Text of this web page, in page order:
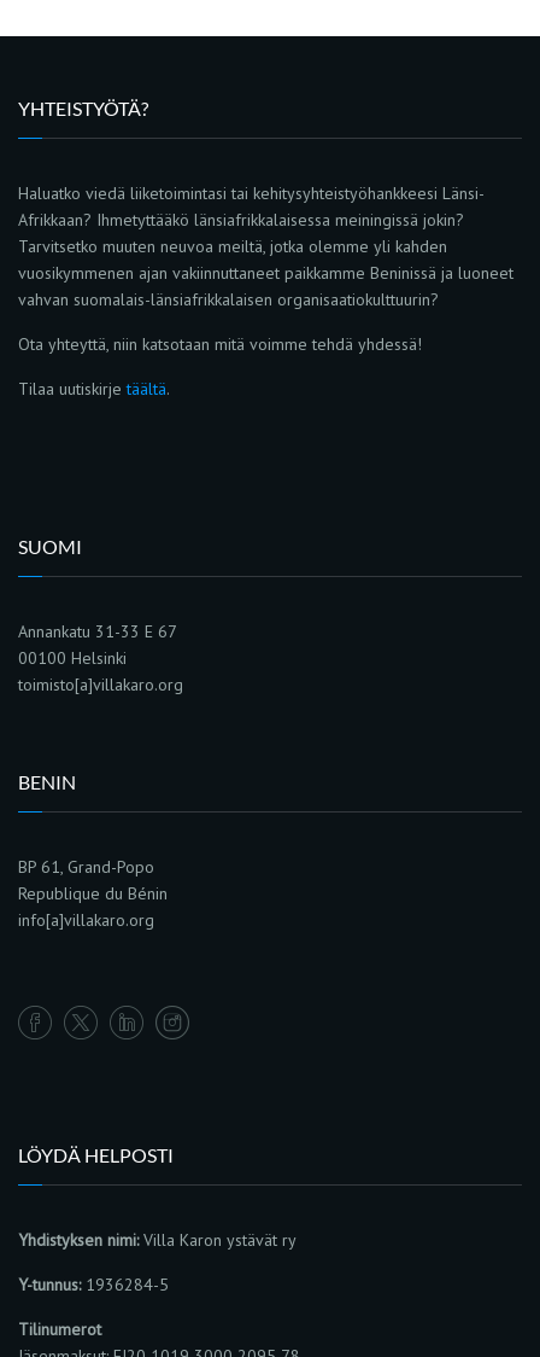
YHTEISTYÖTÄ?
Haluatko viedä liiketoimintasi tai kehitysyhteistyöhankkeesi Länsi-
Afrikkaan? Ihmetyttääkö länsiafrikkalaisessa meiningissä jokin?
Tarvitsetko muuten neuvoa meiltä, jotka olemme yli kahden
vuosikymmenen ajan vakiinnuttaneet paikkamme Beninissä ja luoneet
vahvan suomalais-länsiafrikkalaisen organisaatiokulttuurin?
Ota yhteyttä, niin katsotaan mitä voimme tehdä yhdessä!
Tilaa uutiskirjetäältä.
SUOMI
Annankatu 31-33 E 67
00100 Helsinki
toimisto[a]villakaro.org
BENIN
BP 61, Grand-Popo
Republique du Bénin
info[a]villakaro.org
LÖYDÄ HELPOSTI
Yhdistyksen nimi:Villa Karon ystävät ry
Y-tunnus:1936284-5
Tilinumerot